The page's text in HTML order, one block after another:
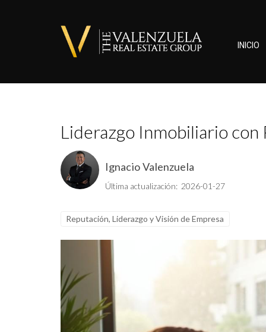
INICIO
Liderazgo Inmobiliario
Ignacio Valenzuela
Última actualización: 2026-01-27
Reputación, Liderazgo y Visión de Empresa